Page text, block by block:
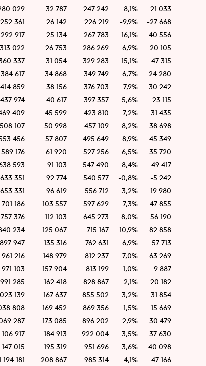
029 32 787 247 242 8,1%
21 033
252 361 26 142 226 219 -9,9%
-27 668
292 917 25 134 267 783 16,1%
40 556
313 022 26 753 286 269 6,9%
20 105
337 31 054 329 283 15,1%
47 315
384 617 34 868 349 749 6,7%
24 280
414 859 38 156 376 703 7,9%
30 242
437 974 40 617 397 357 5,6%
23 115
409 45 599 423 810 7,2%
31 435
508 107 50 998 457 109 8,2%
38 698
456 57 807 495 649 8,9%
45 349
589 176 61 920 527 256 6,5%
35 720
593 91 103 547 490 8,4%
49 417
633 351 92 774 540 577 -0,8%
-5 242
653 331 96 619 556 712 3,2%
19 980
701 186 103 557 597 629 7,3%
47 855
757 376 112 103 645 273 8,0%
56 190
234 125 067 715 167 10,9%
82 858
897 947 135 316 762 631 6,9%
57 713
961 216 148 979 812 237 7,0%
63 269
971 103 157 904 813 199 1,0%
9 887
991 285 162 418 828 867 2,1%
20 182
139 167 637 855 502 3,2%
31 854
808 169 452 869 356 1,5%
15 669
287 173 085 896 202 2,9%
30 479
106 917 184 913 922 004 3,5%
37 630
147 015 195 319 951 696 3,6%
40 098
194 181 208 867 985 314 4,1%
47 166